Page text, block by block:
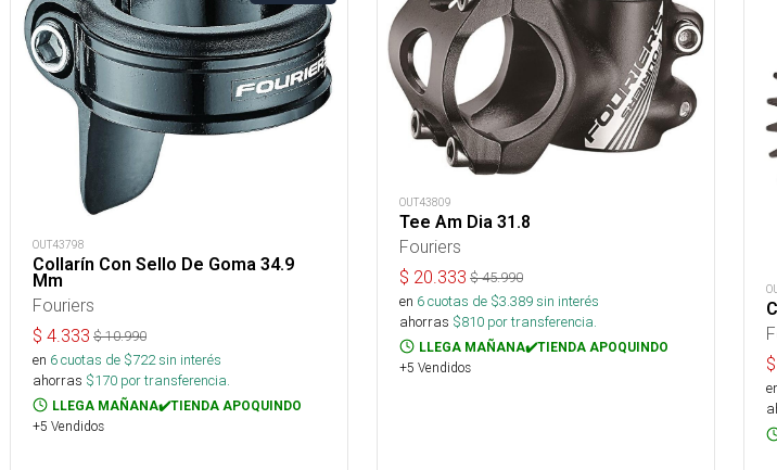
OUT43798
Collarín Con Sello De Goma 34.9
Mm
Fouriers
$ 4.333 $10.990
en 6cuotas de $722sin interés
ahorras $170 por transferencia.
LLEGA MAÑANA✔️TIENDA APOQUINDO
+5 Vendidos
OUT43809
Tee Am Dia 31.8
Fouriers
$ 20.333 $45.990
en 6cuotas de $3.389sin interés
ahorras $810 por transferencia.
LLEGA MAÑANA✔️TIENDA APOQUINDO
+5 Vendidos $